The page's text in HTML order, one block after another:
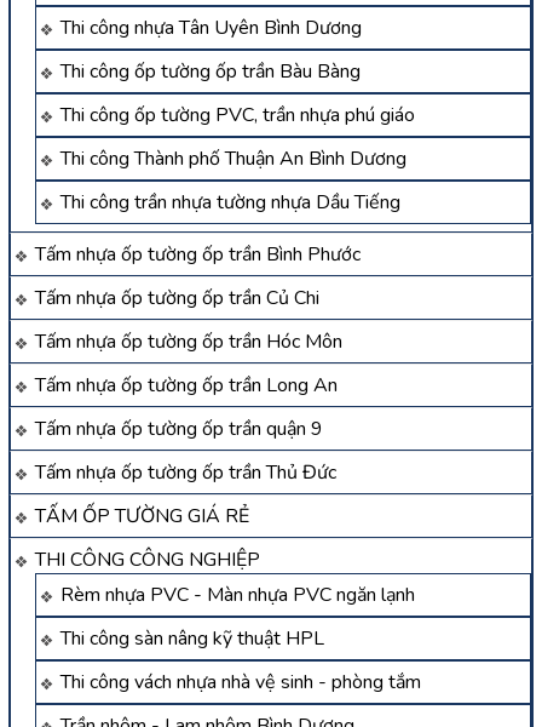
Thi công nhựa Tân Uyên Bình Dương
Thi công ốp tường ốp trần Bàu Bàng
Thi công ốp tường PVC, trần nhựa phú giáo
Thi công Thành phố Thuận An Bình Dương
Thi công trần nhựa tường nhựa Dầu Tiếng
Tấm nhựa ốp tường ốp trần Bình Phước
Tấm nhựa ốp tường ốp trần Củ Chi
Tấm nhựa ốp tường ốp trần Hóc Môn
Tấm nhựa ốp tường ốp trần Long An
Tấm nhựa ốp tường ốp trần quận 9
Tấm nhựa ốp tường ốp trần Thủ Đức
TẤM ỐP TƯỜNG GIÁ RẺ
THI CÔNG CÔNG NGHIỆP
Rèm nhựa PVC - Màn nhựa PVC ngăn lạnh
Thi công sàn nâng kỹ thuật HPL
Thi công vách nhựa nhà vệ sinh - phòng tắm